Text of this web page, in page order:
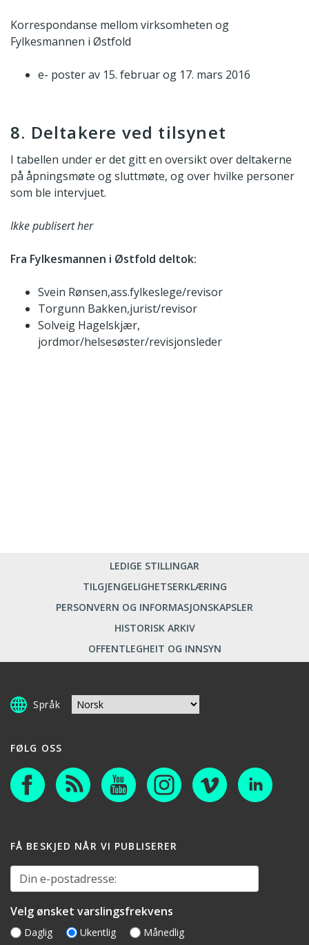
Korrespondanse mellom virksomheten og
Fylkesmannen i Østfold
e- poster av 15. februar og 17. mars 2016
8. Deltakere ved tilsynet
I tabellen under er det gitt en oversikt over deltakerne
på åpningsmøte og sluttmøte, og over hvilke personer
som ble intervjuet.
Ikke publisert her
Fra Fylkesmannen i Østfold deltok:
Svein Rønsen,ass.fylkeslege/revisor
Torgunn Bakken,jurist/revisor
Solveig Hagelskjær,
jordmor/helsesøster/revisjonsleder
LEDIGE STILLINGAR
TILGJENGELIGHETSERKLÆRING
PERSONVERN OG INFORMASJONSKAPSLER
HISTORISK ARKIV
OFFENTLEGHEIT OG INNSYN
Språk
FØLG OSS
FÅ BESKJED NÅR VI PUBLISERER
Din e-postadresse:
Velg ønsket varslingsfrekvens
Daglig Ukentlig Månedlig